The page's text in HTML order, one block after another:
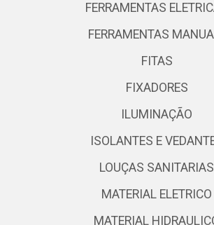
FERRAMENTAS
FERRAMENTAS
FITAS
FIXADORES
ILUMINAÇÃO
ISOLANTES E
LOUÇAS SANITARIAS
MATERIAL ELETRICO
MATERIAL